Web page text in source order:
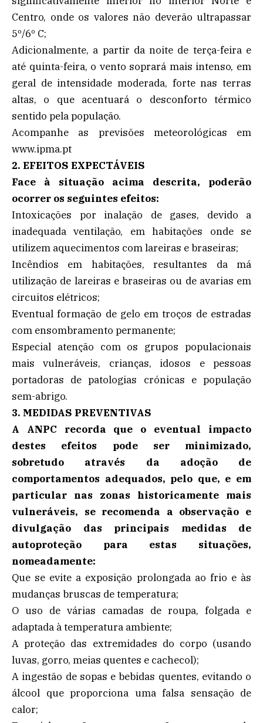
Centro, onde os valores não deverão ultrapassar
5º/6º C;
Adicionalmente, a partir da noite de terça-feira e
até quinta-feira, o vento soprará mais intenso, em
geral de intensidade moderada, forte nas terras
altas, o que acentuará o desconforto térmico
sentido pela população.
Acompanhe as previsões meteorológicas em
www.ipma.pt
2. EFEITOS EXPECTÁVEIS
Face à situação acima descrita, poderão
ocorrer os seguintes efeitos:
Intoxicações por inalação de gases, devido a
inadequada ventilação, em habitações onde se
utilizem aquecimentos com lareiras e braseiras;
Incêndios em habitações, resultantes da má
utilização de lareiras e braseiras ou de avarias em
circuitos elétricos;
Eventual formação de gelo em troços de estradas
com ensombramento permanente;
Especial atenção com os grupos populacionais
mais vulneráveis, crianças, idosos e pessoas
portadoras de patologias crónicas e população
sem-abrigo.
3. MEDIDAS PREVENTIVAS
A ANPC recorda que o eventual impacto
destes efeitos pode ser minimizado,
sobretudo através da adoção de
comportamentos adequados, pelo que, e em
particular nas zonas historicamente mais
vulneráveis, se recomenda a observação e
divulgação das principais medidas de
autoproteção para estas situações,
nomeadamente:
Que se evite a exposição prolongada ao frio e às
mudanças bruscas de temperatura;
O uso de várias camadas de roupa, folgada e
adaptada à temperatura ambiente;
A proteção das extremidades do corpo (usando
luvas, gorro, meias quentes e cachecol);
A ingestão de sopas e bebidas quentes, evitando o
álcool que proporciona uma falsa sensação de
calor;